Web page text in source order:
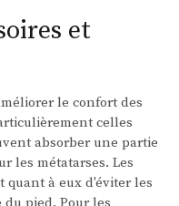
et
le confort des
celles
absorber une partie
les métatarses. Les
quant à eux d'éviter les